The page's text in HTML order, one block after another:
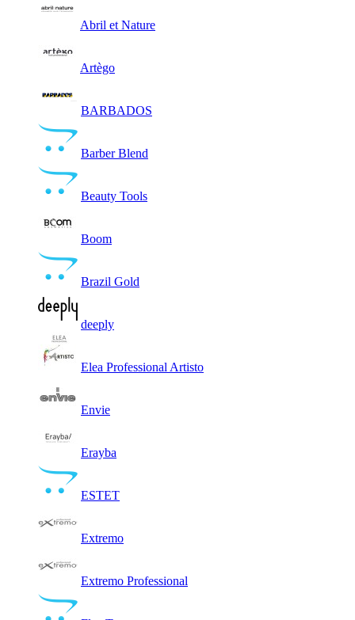
Abril et Nature
Artègo
BARBADOS
Barber Blend
Beauty Tools
Boom
Brazil Gold
deeply
Elea Professional Artisto
Envie
Erayba
ESTET
Extremo
Extremo Professional